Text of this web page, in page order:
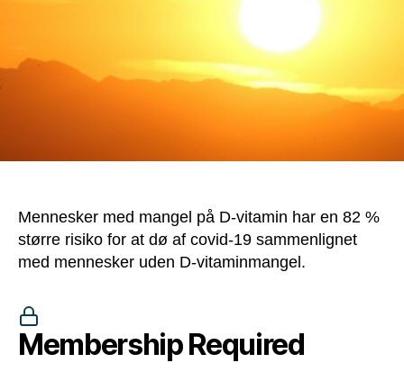
større
risiko
for
covid-
Mennesker med mangel på D-vitamin har en 82 %
større risiko for at dø af covid-19 sammenlignet
med mennesker uden D-vitaminmangel.
Membership Required